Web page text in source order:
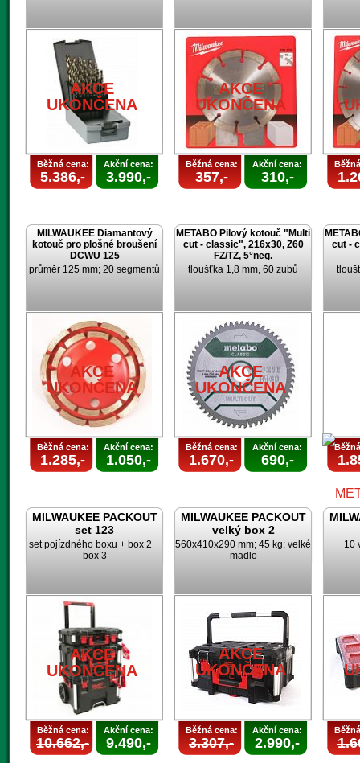
AKCE
UKONČENA
AKCE
UKONČENA
Běžná cena:
5.386,-
Akční cena:
3.990,-
AKCE
UKONČENA
Běžná cena:
357,-
Akční cena:
310,-
MILWAUKEE Diamantový
kotouč pro plošné broušení
DCWU 125
průměr 125 mm; 20 segmentů
AKCE
UKONČENA
Běžná cena:
1.285,-
Akční cena:
1.050,-
METABO Pilový kotouč "Multi
cut - classic", 216x30, Z60
FZ/TZ, 5°neg.
tloušťka 1,8 mm, 60 zubů
AKCE
UKONČENA
Běžná cena:
1.670,-
Akční cena:
690,-
cut -
MILWAUKEE PACKOUT
set 123
set pojízdného boxu + box 2 +
box 3
AKCE
UKONČENA
Běžná cena:
10.662,-
Akční cena:
9.490,-
MILWAUKEE PACKOUT
velký box 2
560x410x290 mm; 45 kg; velké
madlo
AKCE
UKONČENA
Běžná cena:
3.307,-
Akční cena:
2.990,-
10